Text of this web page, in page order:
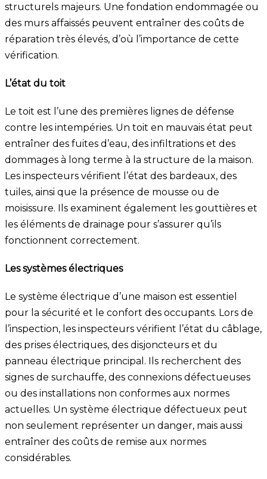
structurels majeurs. Une fondation endommagée ou
des murs affaissés peuvent entraîner des coûts de
réparation très élevés, d’où l’importance de cette
vérification.
L’état du toit
Le toit est l’une des premières lignes de défense
contre les intempéries. Un toit en mauvais état peut
entraîner des fuites d’eau, des infiltrations et des
dommages à long terme à la structure de la maison.
Les inspecteurs vérifient l’état des bardeaux, des
tuiles, ainsi que la présence de mousse ou de
moisissure. Ils examinent également les gouttières et
les éléments de drainage pour s’assurer qu’ils
fonctionnent correctement.
Les systèmes électriques
Le système électrique d’une maison est essentiel
pour la sécurité et le confort des occupants. Lors de
l’inspection, les inspecteurs vérifient l’état du câblage,
des prises électriques, des disjoncteurs et du
panneau électrique principal. Ils recherchent des
signes de surchauffe, des connexions défectueuses
ou des installations non conformes aux normes
actuelles. Un système électrique défectueux peut
non seulement représenter un danger, mais aussi
entraîner des coûts de remise aux normes
considérables.